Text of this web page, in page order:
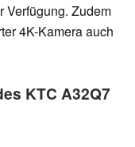
Verfügung. Zudem
4K-Kamera auch
KTC A32Q7